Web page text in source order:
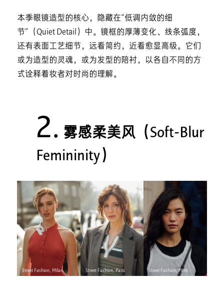
本季眼镜造型的核心，隐藏在“低调内敛的细
节”（Quiet Detail）中。镜框的厚薄变化、线条弧度，
还有表面工艺细节，远看简约，近看愈显高级。它们
或为造型的灵魂，或为发型的陪衬，以各自不同的方
式诠释着妆者对时尚的理解。
2. 雾感柔美风（Soft-Blur
Femininity）
Street Fashion, Milan Street Fashion, Paris Street Fashion, Paris